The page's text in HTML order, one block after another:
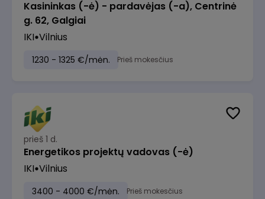
Kasininkas (-ė) - pardavėjas (-a), Centrinė
g. 62, Galgiai
IKI Vilnius
1230 - 1325 €/mėn. Prieš mokesčius
prieš 1 d.
Energetikos projektų vadovas (-ė)
IKI Vilnius
3400 - 4000 €/mėn. Prieš mokesčius